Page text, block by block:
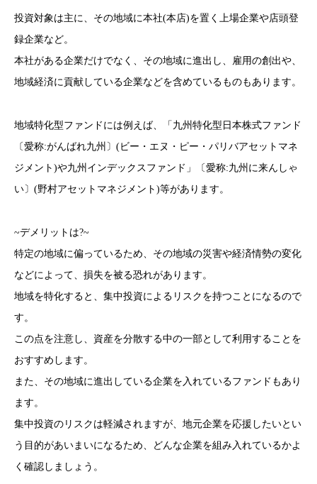
投資対象は主に、その地域に本社(本店)を置く上場企業や店頭登
録企業など。
本社がある企業だけでなく、その地域に進出し、雇用の創出や、
地域経済に貢献している企業などを含めているものもあります。
地域特化型ファンドには例えば、「九州特化型日本株式ファンド
〔愛称:がんばれ九州〕(ビー・エヌ・ピー・パリバアセットマネ
ジメント)や九州インデックスファンド」〔愛称:九州に来んしゃ
い〕(野村アセットマネジメント)等があります。
~デメリットは?~
特定の地域に偏っているため、その地域の災害や経済情勢の変化
などによって、損失を被る恐れがあります。
地域を特化すると、集中投資によるリスクを持つことになるので
す。
この点を注意し、資産を分散する中の一部として利用することを
おすすめします。
また、その地域に進出している企業を入れているファンドもあり
ます。
集中投資のリスクは軽減されますが、地元企業を応援したいとい
う目的があいまいになるため、どんな企業を組み入れているかよ
く確認しましょう。